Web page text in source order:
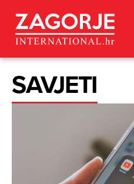
SAVJETI